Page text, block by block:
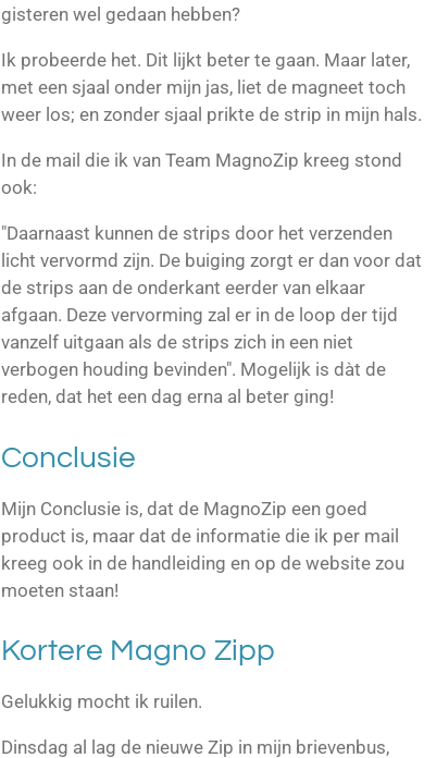
gisteren wel gedaan hebben?
Ik probeerde het. Dit lijkt beter te gaan. Maar later,
met een sjaal onder mijn jas, liet de magneet toch
weer los; en zonder sjaal prikte de strip in mijn hals.
In de mail die ik van Team MagnoZip kreeg stond
ook:
"Daarnaast kunnen de strips door het verzenden
licht vervormd zijn. De buiging zorgt er dan voor dat
de strips aan de onderkant eerder van elkaar
afgaan. Deze vervorming zal er in de loop der tijd
vanzelf uitgaan als de strips zich in een niet
verbogen houding bevinden". Mogelijk is dàt de
reden, dat het een dag erna al beter ging!
Conclusie
Mijn Conclusie is, dat de MagnoZip een goed
product is, maar dat de informatie die ik per mail
kreeg ook in de handleiding en op de website zou
moeten staan!
Kortere Magno Zipp
Gelukkig mocht ik ruilen.
Dinsdag al lag de nieuwe Zip in mijn brievenbus,